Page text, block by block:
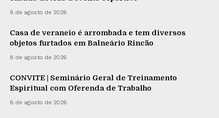
8 de agosto de 2026
Casa de veraneio é arrombada e tem diversos
objetos furtados em Balneário Rincão
8 de agosto de 2026
CONVITE | Seminário Geral de Treinamento
Espiritual com Oferenda de Trabalho
8 de agosto de 2026